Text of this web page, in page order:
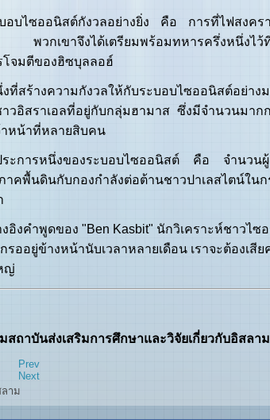
อบไซออนิสต์กังวลอย่างยิ่ง คือ การที่ไฟสงคร
กเขาจึงได้เตรียมพร้อมทหารครึ่งหนึ่งไว้ที่
โจมตีของฮิซบุลลอฮ์
ที่สร้างความกังวลให้กับระบอบไซออนิสต์อย่า
วอิสราเอลที่อยู่กับกลุ่มฮามาส ซึ่งมีจำนวนมา
หน้าที่หลายสิบคน
ะการหนึ่งของระบอบไซออนิสต์ คือ จำนวนผู้เ
าคพื้นดินกับกองกำลังต่อต้านชาวปาเลสไตน์ใ
คำพูดของ "Ben Kasbit" นักวิเคราะห์ชาวไซอ
รออยู่ข้างหน้านับเวลาหลายเดือน เราจะต้องเสี
ญ่
สถาบันส่งเสริมการศึกษาและวิจัยเกี่ยวกับอิสลาม
Prev
Next
าม